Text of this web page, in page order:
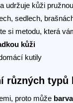
udržuje kůži pružnou
sedlech,
si metodu, která
kůži
kutily
různých typů
proto může